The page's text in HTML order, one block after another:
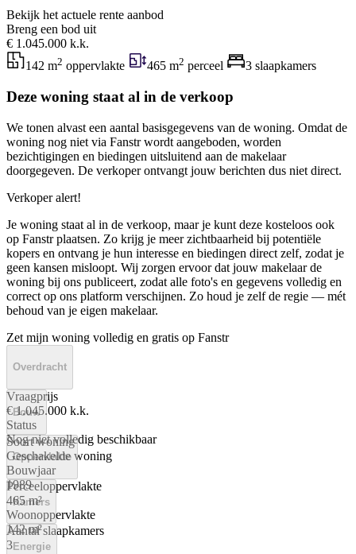
Bekijk het actuele rente aanbod
Breng een bod uit
€ 1.045.000 k.k.
142 m2 oppervlakte 465 m2 perceel 3 slaapkamers
Deze woning staat al in de verkoop
We tonen alvast een aantal basisgegevens van de woning. Omdat de
woning nog niet via Fanstr wordt aangeboden, worden
bezichtigingen en biedingen uitsluitend aan de makelaar
doorgegeven. De verkoper ontvangt jouw berichten dus niet direct.
Verkoper alert!
Je woning staat al in de verkoop, maar je kunt deze kosteloos ook
op Fanstr plaatsen. Zo krijg je meer zichtbaarheid bij potentiële
kopers en ontvang je hun interesse en biedingen direct zelf, zodat je
geen kansen misloopt. Wij zorgen ervoor dat jouw makelaar de
woning bij ons publiceert, zodat alle foto's en gegevens volledig en
correct op ons platform verschijnen. Zo houd je zelf de regie — mét
behoud van je eigen makelaar.
Zet mijn woning volledig en gratis op Fanstr
Overdracht
Vraagprijs
€ 1.045.000 k.k.
Status
Nog niet volledig beschikbaar
Bouw
Soort woning
Geschakelde woning
Bouwjaar
1989
Oppervlakte
Perceeloppervlakte
465 m²
Woonoppervlakte
142 m²
Kamers
Aantal slaapkamers
3 Energie